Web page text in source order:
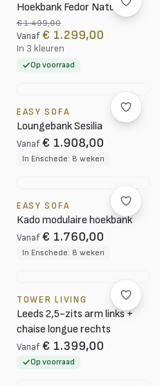
Hoekbank Fedor Naturel
€ 1.499,00
Vanaf € 1.299,00
In 3 kleuren
Op voorraad
EASY SOFA
Loungebank Sesilia
Vanaf € 1.908,00
In Enschede: 8 weken
EASY SOFA
Kado modulaire hoekbank
Vanaf € 1.760,00
In Enschede: 8 weken
TOWER LIVING
Leeds 2,5-zits arm links +
chaise longue rechts
Vanaf € 1.399,00
Op voorraad